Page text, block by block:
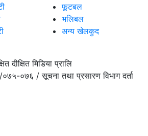
फूटबल
भलिबल
अन्य खेलकुद
दीक्षित मिडिया प्रालि
०७५-०७६ / सूचना तथा प्रसारण विभाग दर्ता